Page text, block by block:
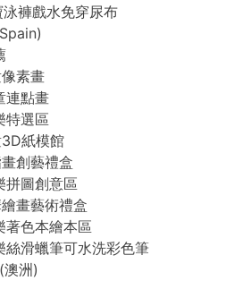
褲戲水免穿尿布
素畫
連點畫
特選區
紙模館
創藝禮盒
圖創意區
畫藝術禮盒
色本繪本區
滑蠟筆可水洗彩色筆
洲)